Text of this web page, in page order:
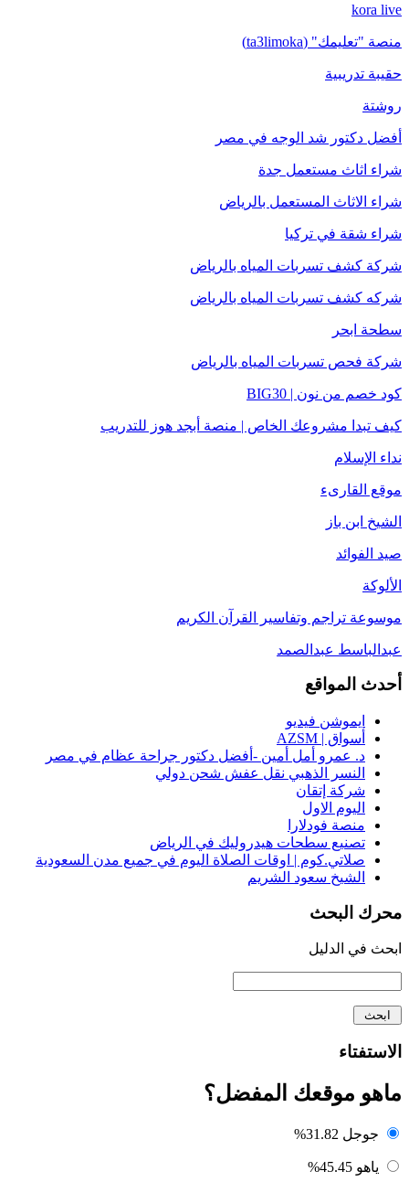
kora live
منصة "تعليمك" (ta3limoka)
حقيبة تدريبية
روشتة
أفضل دكتور شد الوجه في مصر
شراء اثاث مستعمل جدة
شراء الاثاث المستعمل بالرياض
شراء شقة في تركيا
شركة كشف تسربات المياه بالرياض
شركه كشف تسربات المياه بالرياض
سطحة ابحر
شركة فحص تسربات المياه بالرياض
كود خصم من نون | BIG30
كيف تبدا مشروعك الخاص | منصة أبجد هوز للتدريب
نداء الإسلام
موقع القارىء
الشيخ ابن باز
صيد الفوائد
الألوكة
موسوعة تراجم وتفاسير القرآن الكريم
عبدالباسط عبدالصمد
أحدث المواقع
ايموشن فيديو
أسواق | AZSM
د. عمرو أمل أمين -أفضل دكتور جراحة عظام في مصر
النسر الذهبي نقل عفش شحن دولي
شركة إتقان
اليوم الاول
منصة فودلارا
تصنيع سطحات هيدروليك في الرياض
صلاتي.كوم | اوقات الصلاة اليوم في جميع مدن السعودية
الشيخ سعود الشريم
محرك البحث
ابحث في الدليل
الاستفتاء
ماهو موقعك المفضل؟
جوجل
ياهو